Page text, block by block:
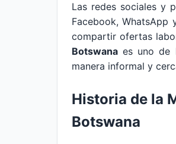
Las redes sociales y
Facebook, WhatsApp
compartir ofertas
Botswana es uno de
manera informal y
Historia de la
Botswana